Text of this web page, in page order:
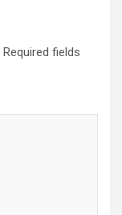
Required fields